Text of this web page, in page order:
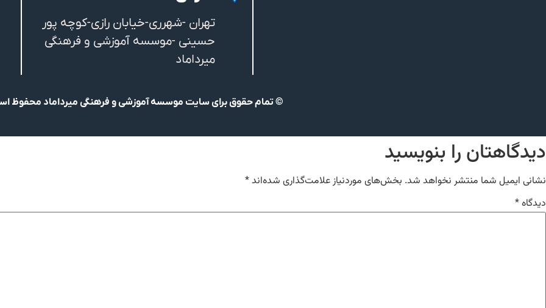
تهران -شهرری-خیابان رازی-کوچه پور
حسینی -موسسه آموزشی و فرهنگی
میرداماد
© تمام حقوق برای سایت موسسه آموزشی و فرهنگی میرداماد محفوظ
دیدگاهتان را بنویسید
نشانی ایمیل شما منتشر نخواهد شد. بخش‌های موردنیاز علامت‌گذاری شده‌اند*
دیدگاه*